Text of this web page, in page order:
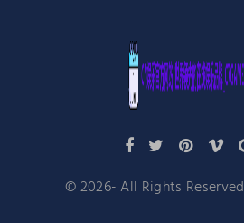
©2026- All Rights Reserved